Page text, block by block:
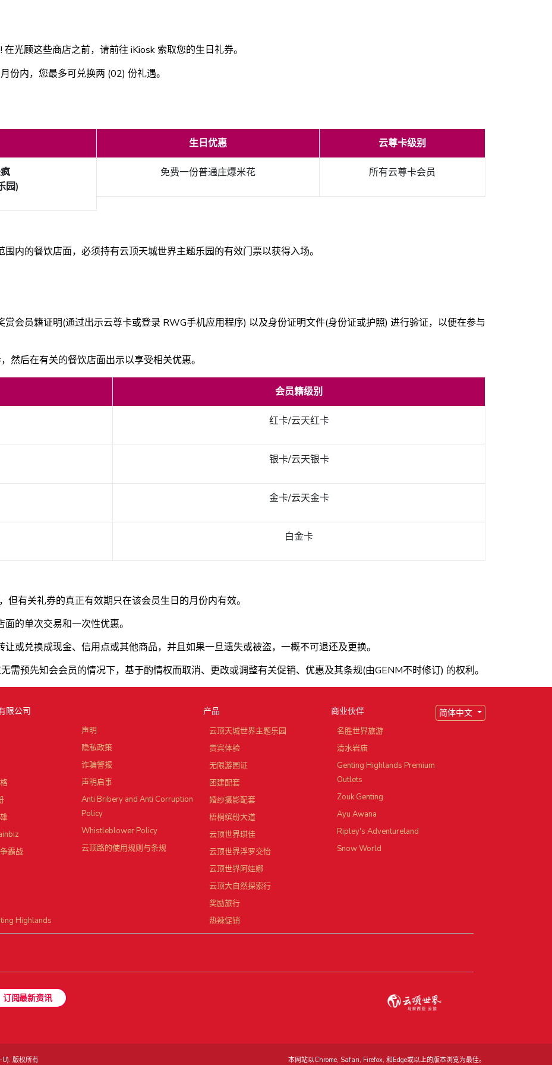
光顾这些商店之前，请前往 iKiosk 索取您的生日礼券。
份内，您最多可兑换两 (02) 份礼遇。
生日优惠 云尊卡级别
园)
免费一份普通庄爆米花 所有云尊卡会员
内的餐饮店面，必须持有云顶天城世界主题乐园的有效门票以获得入场。
会员籍证明(通过出示云尊卡或登录 RWG手机应用程序) 以及身份证明文件(身份证或护照) 进行验证，以便在参与
然后在有关的餐饮店面出示以享受相关优惠。
会员籍级别
红卡/云天红卡
银卡/云天银卡
金卡/云天金卡
白金卡
有关礼券的真正有效期只在该会员生日的月份内有效。
的单次交易和一次性优惠。
或兑换成现金、信用点或其他商品，并且如果一旦遗失或被盗，一概不可退还及更换。
需预先知会会员的情况下，基于酌情权而取消、更改或调整有关促销、优惠及其条规(由GENM不时修订) 的权利。
限公司
霸战
Highlands
声明
隐私政策
诈骗警报
声明启事
Anti Bribery and Anti Corruption
Policy
Whistleblower Policy
云顶路的使用规则与条规
产品
云顶天城世界主题乐园
贵宾体验
无限游园证
团建配套
婚纱摄影配套
梧桐缤纷大道
云顶世界琪佳
云顶世界浮罗交怡
云顶世界阿娃娜
云顶大自然探索行
奖励旅行
热辣促销
商业伙伴
名胜世界旅游
清水岩庙
Genting Highlands Premium
Outlets
Zouk Genting
Ayu Awana
Ripley's Adventureland
Snow World
简体中文
订阅最新资讯
版权所有 本网站以Chrome, Safari, Firefox, 和Edge或以上的版本浏览为最佳。